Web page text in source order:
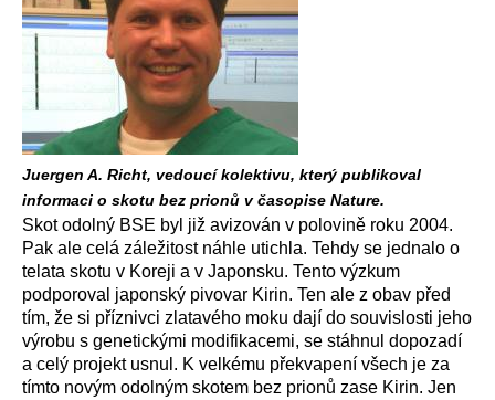
Juergen A. Richt, vedoucí kolektivu, který publikoval
informaci o skotu bez prionů v časopise Nature.
Skot odolný BSE byl již avizován v polovině roku 2004.
Pak ale celá záležitost náhle utichla. Tehdy se jednalo o
telata skotu v Koreji a v Japonsku. Tento výzkum
podporoval japonský pivovar Kirin. Ten ale z obav před
tím, že si příznivci zlatavého moku dají do souvislosti jeho
výrobu s genetickými modifikacemi, se stáhnul dopozadí
a celý projekt usnul. K velkému překvapení všech je za
tímto novým odolným skotem bez prionů zase Kirin. Jen